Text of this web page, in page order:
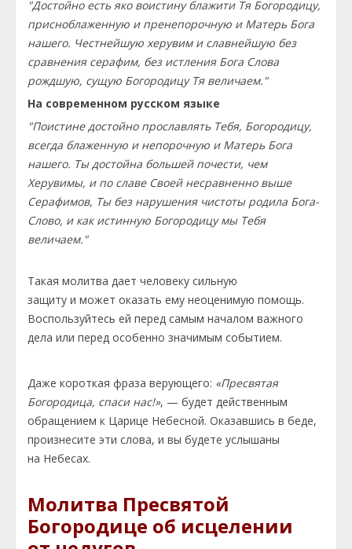
"Достойно есть яко воистину блажити Тя Богородицу,
присноблаженную и пренепорочную и Матерь Бога
нашего. Честнейшую херувим и славнейшую без
сравнения серафим, без истления Бога Слова
рождшую, сущую Богородицу Тя величаем."
На современном русском языке
"Поистине достойно прославлять Тебя, Богородицу,
всегда блаженную и непорочную и Матерь Бога
нашего. Ты достойна большей почести, чем
Херувимы, и по славе Своей несравненно выше
Серафимов, Ты без нарушения чистоты родила Бога-
Слово, и как истинную Богородицу мы Тебя
величаем."
Такая молитва дает человеку сильную
защиту и может оказать ему неоценимую помощь.
Воспользуйтесь ей перед самым началом важного
дела или перед особенно значимым событием.
Даже короткая фраза верующего: «Пресвятая
Богородица, спаси нас!», — будет действенным
обращением к Царице Небесной. Оказавшись в беде,
произнесите эти слова, и вы будете услышаны
на Небесах.
Молитва Пресвятой
Богородице об исцелении